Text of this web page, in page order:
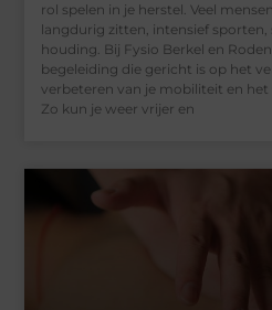
rol spelen in je herstel. Veel
langdurig zitten, intensief sporten,
houding. Bij Fysio Berkel en
begeleiding die gericht is op het
verbeteren van je mobiliteit en
Zo kun je weer vrijer en